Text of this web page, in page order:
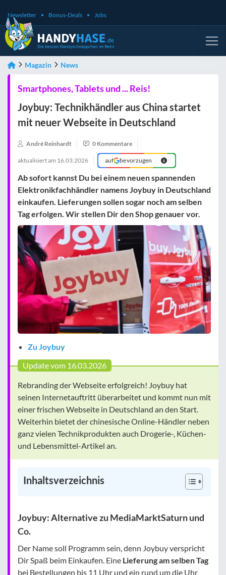
Newsletter Bonus-Deals Jobs
Magazin News
Smartphones, Tablets und ... Reis!
Joybuy: Technikhändler aus China startet
mit neuer Webseite in Deutschland
André Reinhardt 0 Kommentare
aktualisiert am 16.03.2026 auf bevorzugen
Ab sofort kannst Du bei einem neuen spannenden
Elektronikfachhändler namens Joybuy in Deutschland
einkaufen. Lieferungen sollen sogar noch am selben
Tag erfolgen. Wir stellen Dir den Shop genauer vor.
Zu Joybuy
Update vom 16.03.2026
Rebranding der Webseite erfolgreich! Joybuy hat
seinen Internetauftritt überarbeitet und kommt nun mit
einer frischen Webseite in Deutschland an den Start.
Weiterhin bietet der chinesische Online-Händler neben
ganz vielen Technikprodukten auch Drogerie-, Küchen-
und Lebensmittel-Artikel an.
Inhaltsverzeichnis
Joybuy: Alternative zu MediaMarktSaturn und
Co.
Der Name soll Programm sein, denn Joybuy verspricht
Dir Spaß beim Einkaufen. Eine Lieferung am selben Tag
bei Bestellungen bis 11 Uhr und ein rund um die Uhr